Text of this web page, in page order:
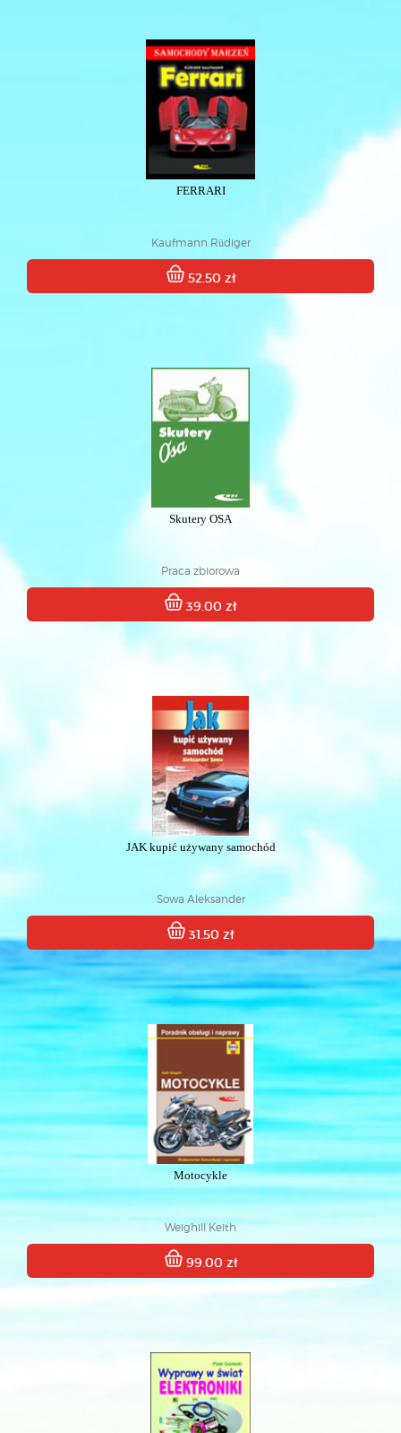
FERRARI
Kaufmann Rüdiger
52.50 zł
Skutery OSA
Praca zbiorowa
39.00 zł
JAK kupić używany samochód
Sowa Aleksander
31.50 zł
Motocykle
Weighill Keith
99.00 zł